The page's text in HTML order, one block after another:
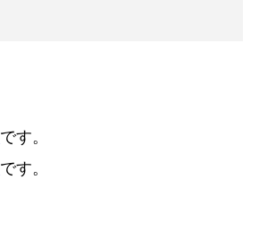
です。
です。